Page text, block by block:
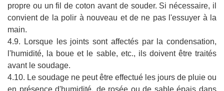
propre ou un fil de coton avant de souder. Si nécessaire, il
convient de la polir à nouveau et de ne pas l'essuyer à la
main.
4.9. Lorsque les joints sont affectés par la condensation,
l'humidité, la boue et le sable, etc., ils doivent être traités
avant le soudage.
4.10. Le soudage ne peut être effectué les jours de pluie ou